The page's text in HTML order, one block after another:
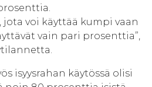
voi käyttää kumpi vaan
vain pari prosenttia”,
isyysrahan käytössä olisi